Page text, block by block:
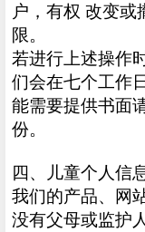
户，有权 改变或
限。
若进行上述操作
们会在七个工作
能需要提供书面
份。
四、儿童个人信
我们的产品、网
没有父母或监护